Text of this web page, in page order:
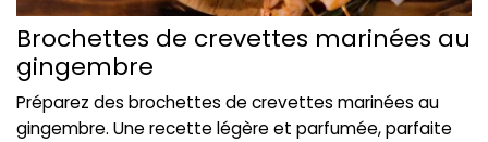
Brochettes de crevettes marinées au
gingembre
Préparez des brochettes de crevettes marinées au
gingembre. Une recette légère et parfumée, parfaite